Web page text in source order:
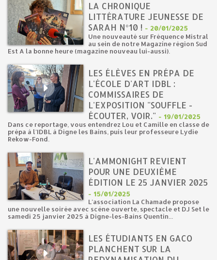
LA CHRONIQUE
LITTÉRATURE JEUNESSE DE
SARAH N°10 ! - 20/01/2025
Une nouveauté sur Fréquence Mistral
au sein de notre Magazine région Sud
Est A la bonne heure (magazine nouveau lui-aussi).
LES ÉLÈVES EN PRÉPA DE
L'ÉCOLE D'ART IDBL :
COMMISSAIRES DE
L'EXPOSITION "SOUFFLE -
ÉCOUTER, VOIR." - 19/01/2025
Dans ce reportage, vous entendrez Lou et Camille en classe de
prépa à l'IDBL à Digne les Bains, puis leur professeure Lydie
Rekow-Fond.
L'AMMONIGHT REVIENT
POUR UNE DEUXIÈME
ÉDITION LE 25 JANVIER 2025
- 15/01/2025
L'association La Chamade propose
une nouvelle soirée avec scène ouverte, spectacle et DJ Set le
samedi 25 janvier 2025 à Digne-les-Bains Quentin...
LES ÉTUDIANTS EN GACO
PLANCHENT SUR LA